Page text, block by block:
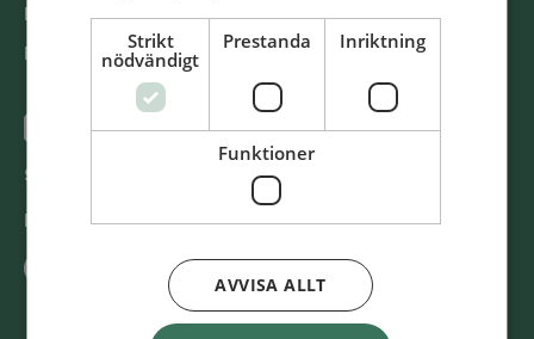
Fler kon­takt­upp­gif­ter >
Report ir­re­gu­la­ri­ti­es / Rap­por­te­ra oe­gent­lig­he­ter >
@SvenskaAl­li­ans­mis­sio­nen
Swish
900-8590
Strikt
nödvändigt
Prestanda Inriktning
Funktioner
AVVISA ALLT